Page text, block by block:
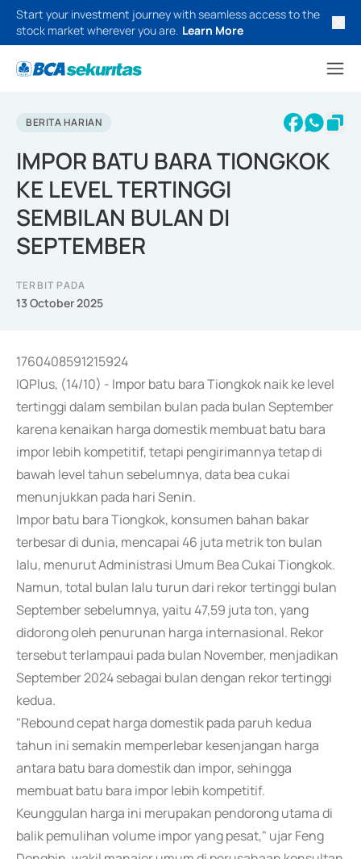
Start your investment journey with seamless access to the
stock market wherever you are. Learn More
BERITA HARIAN
IMPOR BATU BARA TIONGKOK
KE LEVEL TERTINGGI
SEMBILAN BULAN DI
SEPTEMBER
TERBIT PADA
13 October 2025
1760408591215924
IQPlus, (14/10) - Impor batu bara Tiongkok naik ke level
tertinggi dalam sembilan bulan pada bulan September
karena kenaikan harga domestik membuat batu bara
impor lebih kompetitif, tetapi pengirimannya tetap di
bawah level tahun sebelumnya, data bea cukai
menunjukkan pada hari Senin.
Impor batu bara Tiongkok, konsumen bahan bakar
terbesar di dunia, mencapai 46 juta metrik ton bulan
lalu, menurut Administrasi Umum Bea Cukai Tiongkok.
Namun, total bulan lalu turun dari rekor tertinggi bulan
September sebelumnya, yaitu 47,59 juta ton, yang
didorong oleh penurunan harga internasional. Rekor
tersebut terlampaui pada bulan November, menjadikan
September 2024 sebagai bulan dengan rekor tertinggi
kedua.
"Rebound cepat harga domestik pada paruh kedua
tahun ini semakin memperlebar kesenjangan harga
antara batu bara domestik dan impor, sehingga
membuat batu bara impor lebih kompetitif.
Keunggulan harga ini merupakan pendorong utama di
balik pemulihan volume impor yang pesat," ujar Feng